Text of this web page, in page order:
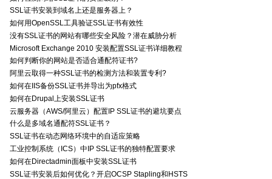
SSL证书安装到域名上还是服务器上？
如何用OpenSSL工具验证SSL证书有效性
没有SSL证书的网站有哪些安全风险？潜在威胁分析
Microsoft Exchange 2010 安装配置SSL证书详细教程
如何判断你的网站是否适合通配符证书?
阿里云取得一种SSL证书的检测方法和装置专利?
如何在IIS备份SSL证书并导出为pfx格式
如何在Drupal上安装SSL证书
云服务器（AWS/阿里云）配置IP SSL证书的避坑要点
什么是多域名通配符SSL证书？
SSL证书在动态网络环境中的自适应策略
工业控制系统（ICS）中IP SSL证书的独特配置要求
如何在Directadmin面板中安装SSL证书
SSL证书安装后如何优化？开启OCSP Stapling和HSTS